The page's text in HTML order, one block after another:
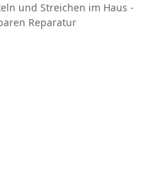
und Streichen im Haus -
Reparatur